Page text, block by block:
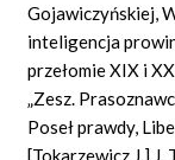
Gojawiczyńskiej,
inteligencja
przełomie XIX i
„Zesz.
Poseł prawdy,
[Tokarzewicz J.] J.